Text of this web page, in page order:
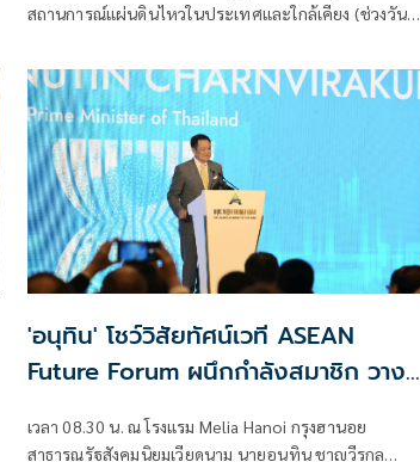
สถานการณ์แผ่นดินไหวในประเทศและใกล้เคียง (ช่วงวันที่
3.4, 4.0 มีศูนย์กลางอยู่ที่ประเทศเวียดนาม
'อนุทิน' โชว์วิสัยทัศน์เวที ASEAN
Future Forum ผนึกกำลังสมาชิก วาง
บริดจ์
เวลา 08.30 น. ณ โรงแรม Melia Hanoi กรุงฮานอย
สาธารณรัฐสังคมนิยมเวียดนาม นายอนุทิน ชาญวีรกูล